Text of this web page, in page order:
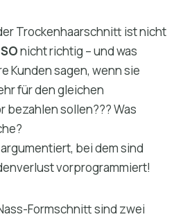
Trockenhaarschnitt ist nicht
SOnicht richtig – und was
Kunden sagen, wenn sie
für den gleichen
bezahlen sollen??? Was
bei dem sind
vorprogrammiert!
Formschnitt sind zwei